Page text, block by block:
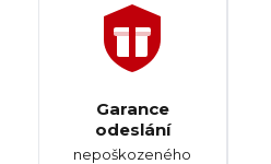
Garance
odeslání
nepoškozeného